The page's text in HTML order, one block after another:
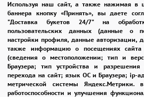
Используя наш сайт, а также нажимая в
баннера кнопку «Принять», вы даете
"Доставка букетов 24/7" на
пользовательских данных (данные о
настройки профиля, данные авторизации,
также информацию о посещениях
(сведения о местоположении; тип и
Браузера; тип устройства и разрешения
перехода на сайт; язык ОС и Браузера; ip-
метрической системы Яндекс.Метрики.
работоспособности и улучшения
ПОМОЩЬ ОПЛАТА
ГАРАНТИИ
КУПОН
ОТЗЫВЫ
КОНТАКТЫ